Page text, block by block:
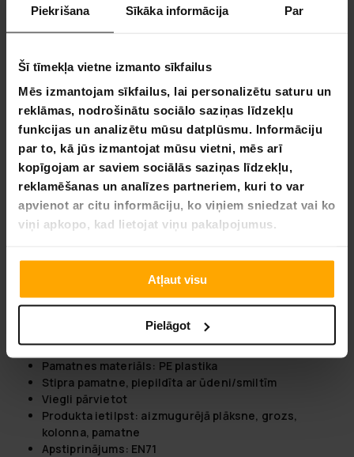
Piekrišana Sīkāka informācija Par
Šī tīmekļa vietne izmanto sīkfailus
Mēs izmantojam sīkfailus, lai personalizētu saturu un
reklāmas, nodrošinātu sociālo saziņas līdzekļu
funkcijas un analizētu mūsu datplūsmu. Informāciju
par to, kā jūs izmantojat mūsu vietni, mēs arī
kopīgojam ar saviem sociālās saziņas līdzekļu,
reklamēšanas un analīzes partneriem, kuri to var
apvienot ar citu informāciju, ko viņiem sniedzat vai ko
viņi apkopo, kad lietojat viņu pakalpojumus.
Atļaut visu
Pielāgot
kvalitāti un drošību.
Core Basketbola Grozs. Vai tas ir neformāla spēle ar
draugiem vai intensīva sacensība, šis statīvs ir izstrādāts,
lai izturētu laika pārbaudi un nodrošinātu aizraujošus
spēles mirkļus gadu no gada. Sagatavojieties metināt, gūt
punktus un radīt ilgstošas atmiņas laukumā!
Produkta informācija:
Regulējams augstums
Augstums: 2.1 – 2.6 m
Aizmugurējās plāksnes izmēri: 80x58 cm
Aizmugurējās plāksnes materiāls: PC plastika tērauda
Groza diametrs: 38 cm
Groza materiāls: Laika apstākļiem noturīgs Nīlons
Caurlaides materiāls: Tērauds
Caurlaides biezums: 1.2mm
Pamatnes izmēri: 90x60x15 cm
Pamatnes materiāls: PE plastika
Stipra pamatne, piepildīta ar ūdeni/smiltīm
Viegli pārvietot
Produkta ietilpst: aizmugurējā plāksne, grozs,
kolonna, pamatne
Apstiprinājums: EN71